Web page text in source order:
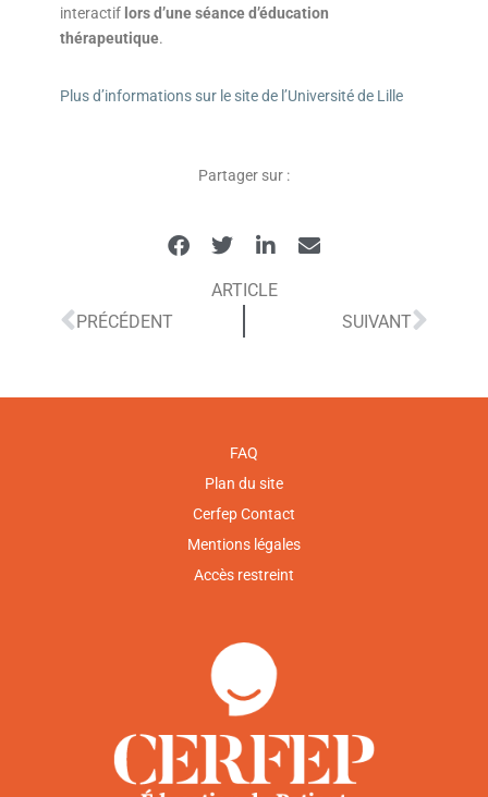
interactif lors d’une séance d’éducation
thérapeutique.
Plus d’informations sur le site de l’Université de Lille
Partager sur :
ARTICLE
PRÉCÉDENT
SUIVANT
FAQ
Plan du site
Cerfep Contact
Mentions légales
Accès restreint